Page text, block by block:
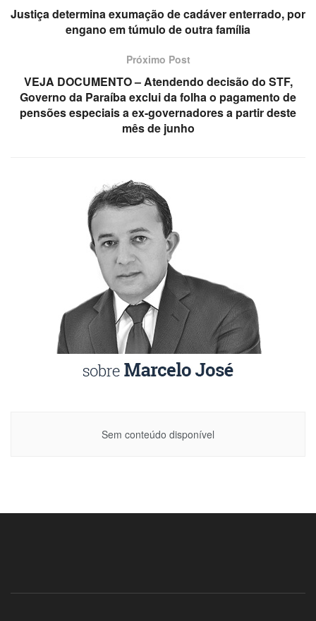
Justiça determina exumação de cadáver enterrado, por
engano em túmulo de outra família
Próximo Post
VEJA DOCUMENTO – Atendendo decisão do STF,
Governo da Paraíba exclui da folha o pagamento de
pensões especiais a ex-governadores a partir deste
mês de junho
Sem conteúdo disponível